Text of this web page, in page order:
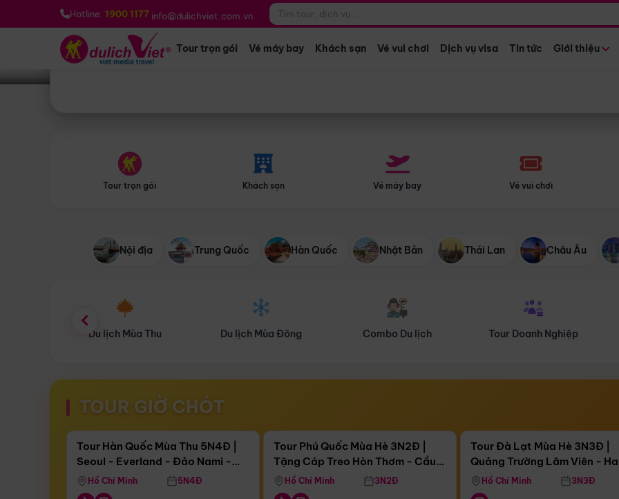
Hotline: 1900 1177 info@dulichviet.com.vn
Tour trọn gói Vé máy bay Khách sạn Vé vui chơi Dịch vụ visa Tin tức Giới thiệu
Bạn muốn đi đâu? *
Tour trọn gói Khách sạn Vé máy bay Vé vui chơi
Nội địa Trung Quốc Hàn Quốc Nhật Bản Thái Lan Châu Âu
Du lịch Mùa Đông Combo Du lịch Tour Doanh Nghiệp Du lịch Hành Hương
TOUR GIỜ CHÓT
Còn16 ngày 16:19:56
Bay Sun Phuquoc Airways
Điểm nổi bật
Tour Hàn Quốc Mùa Thu 5N4Đ |
Seoul - Everland - Đảo Nami -
Tháp Namsan (Bay Sun Phuquoc
Airways)
Hồ Chí Minh 5N4Đ
Còn04 ngày 16:19:56
Tặng Cáp Treo Hòn Thơm
Tour Phú Quốc Mùa Hè 3N2Đ |
Tặng Cáp Treo Hòn Thơm - Cầu
Hôn - Công Viên Nước Aquatopia
Hồ Chí Minh 3N2Đ
Còn03 ngày 16:19:56
Tour Đà Lạt Mùa Hè 3N3Đ |
Quảng Trường Lâm Viên -
Hill - Puppy Farm
Hồ Chí Minh 3N3Đ